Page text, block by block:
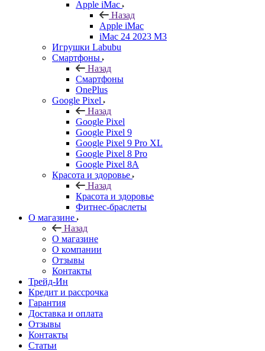
Apple iMac
Назад
Apple iMac
iMac 24 2023 M3
Игрушки Labubu
Смартфоны
Назад
Смартфоны
OnePlus
Google Pixel
Назад
Google Pixel
Google Pixel 9
Google Pixel 9 Pro XL
Google Pixel 8 Pro
Google Pixel 8A
Красота и здоровье
Назад
Красота и здоровье
Фитнес-браслеты
О магазине
Назад
О магазине
О компании
Отзывы
Контакты
Трейд-Ин
Кредит и рассрочка
Гарантия
Доставка и оплата
Отзывы
Контакты
Статьи